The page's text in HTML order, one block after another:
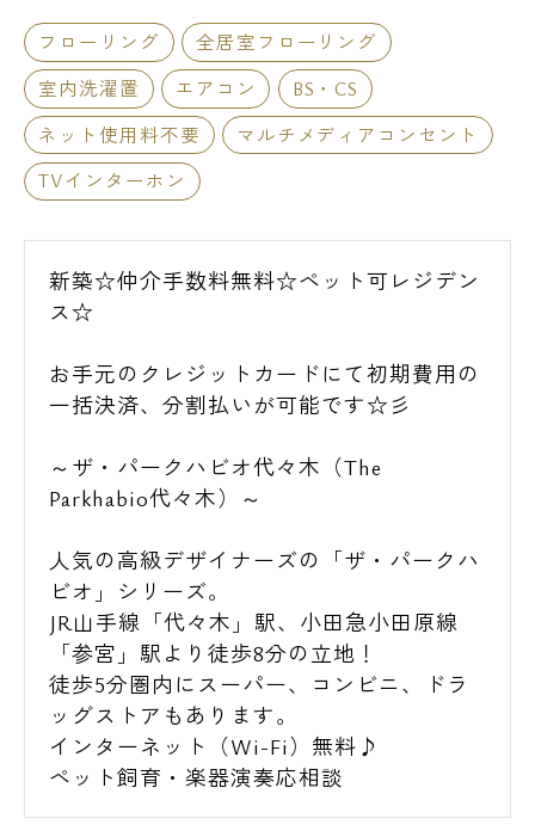
フローリング
全居室フローリング
室内洗濯置
エアコン
BS・CS
ネット使用料不要
マルチメディアコンセント
TVインターホン
新築☆仲介手数料無料☆ペット可レジデン
ス☆
お手元のクレジットカードにて初期費用の
一括決済、分割払いが可能です☆彡
～ザ・パークハビオ代々木（The
Parkhabio代々木）～
人気の高級デザイナーズの「ザ・パークハ
ビオ」シリーズ。
JR山手線「代々木」駅、小田急小田原線
「参宮」駅より徒歩8分の立地！
徒歩5分圏内にスーパー、コンビニ、ドラ
ッグストアもあります。
インターネット（Wi-Fi）無料♪
ペット飼育・楽器演奏応相談